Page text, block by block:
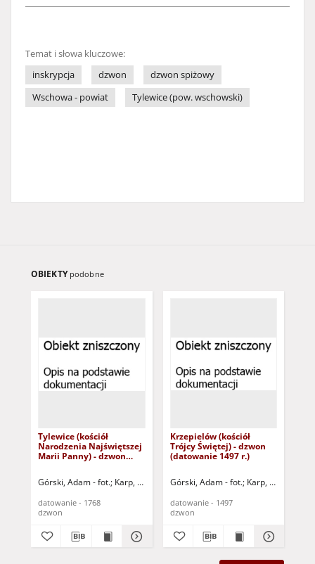
Temat i słowa kluczowe:
inskrypcja
dzwon
dzwon spiżowy
Wschowa - powiat
Tylewice (pow. wschowski)
OBIEKTY podobne
Tylewice (kościół
Narodzenia Najświętszej
Marii Panny) - dzwon
Górski, Adam - fot. Karp, Paweł - fot.
datowanie - 1768
dzwon
Krzepielów (kościół
Trójcy Świętej) - dzwon
(datowanie 1497 r.)
Górski, Adam - fot. Karp, Paweł - fot.
datowanie - 1497
dzwon